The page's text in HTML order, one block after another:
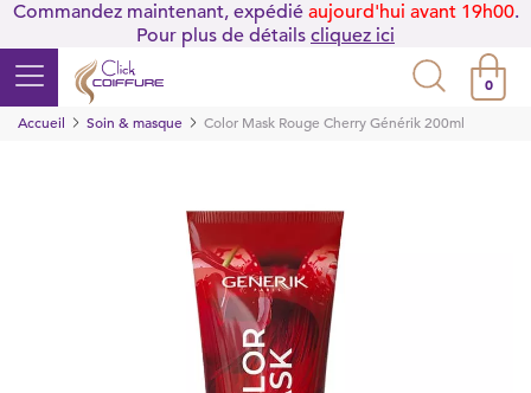
Commandez maintenant, expédié aujourd'hui avant 19h00.
Pour plus de détails cliquez ici
0
Accueil
Soin & masque Color Mask Rouge Cherry Générik 200ml